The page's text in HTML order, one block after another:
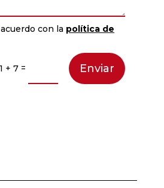
con la política de
1 + 7 = Enviar